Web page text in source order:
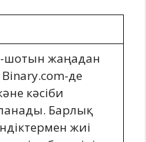
шотын жаңадан
де
кәсіби
Барлық
жиі